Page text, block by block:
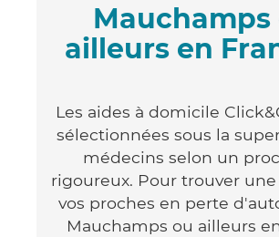
Mauchamps
ailleurs en
Les aides à domicile
sélectionnées sous la
médecins selon un
rigoureux. Pour trouver
vos proches en perte
Mauchamps ou ailleurs